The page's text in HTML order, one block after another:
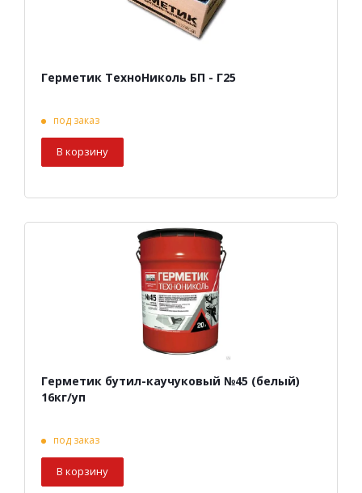
Герметик ТехноНиколь БП - Г25
под заказ
В корзину
Герметик бутил-каучуковый №45 (белый)
16кг/уп
под заказ
В корзину